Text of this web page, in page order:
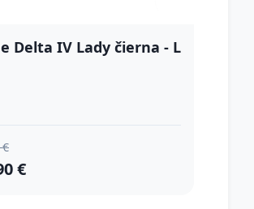
Delta IV Lady čierna - L
€
€